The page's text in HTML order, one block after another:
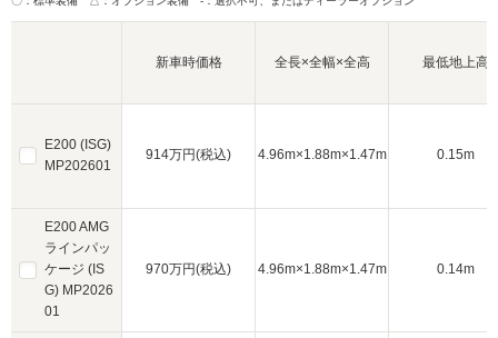
E200 (ISG)
MP202601
E200 AMG
ラインパッ
ケージ (IS
G) MP2026
01
新車時価格 全長×全幅×全高 最低地上高
914万円(税込) 4.96m×1.88m×1.47m 0.15m
970万円(税込) 4.96m×1.88m×1.47m 0.14m